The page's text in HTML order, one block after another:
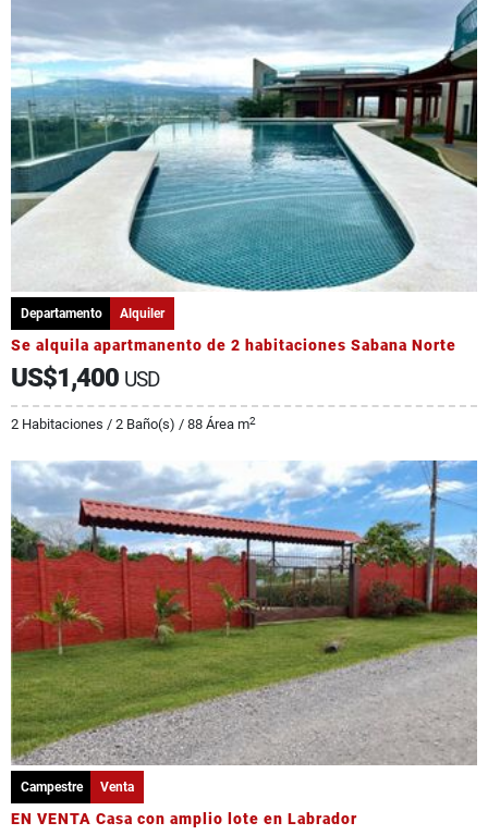
Departamento Alquiler
Se alquila apartmanento de 2 habitaciones Sabana Norte
US$1,400 USD
2 Habitaciones / 2 Baño(s) / 88 Área m2
Campestre Venta
EN VENTA Casa con amplio lote en Labrador